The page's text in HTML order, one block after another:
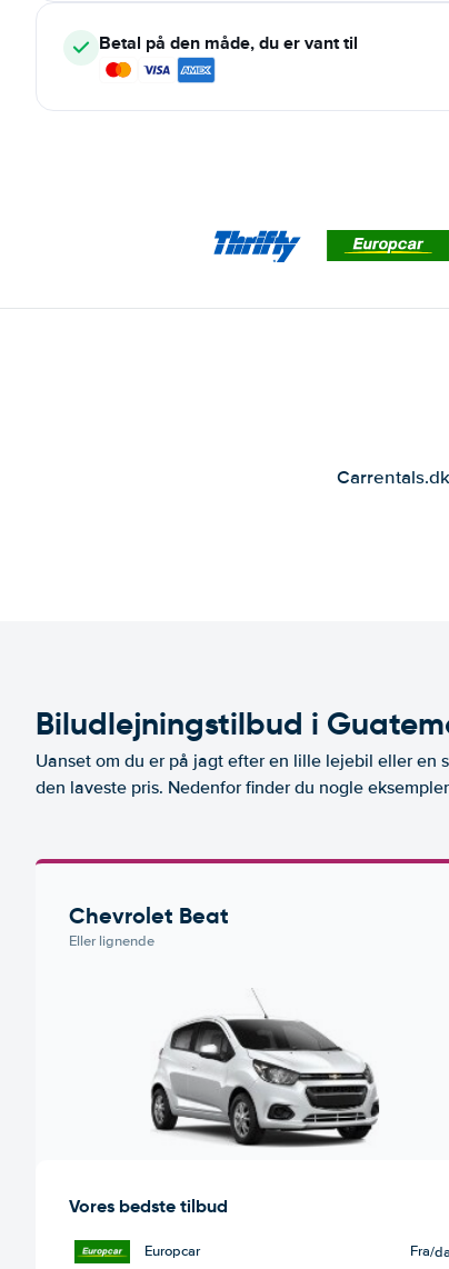
Betal på den måde, du er vant til
Biludlejningstilbud i
Uanset om du er på jagt efter en lille lejebil eller
den laveste pris. Nedenfor finder du nogle
Chevrolet Beat
Eller lignende
Vores bedste tilbud
Europcar Fra/